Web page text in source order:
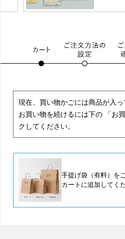
現在、買い物かごには商品が入っ
お買い物を続けるには下の 「お
クしてください。
手提げ袋（有料）を
カートに追加してく